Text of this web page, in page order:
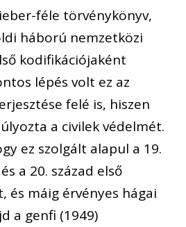
féle törvénykönyv,
háború nemzetközi
kodifikációjaként
lépés volt ez az
felé is, hiszen
a civilek védelmét.
ez szolgált alapul a 19.
a 20. század első
és máig érvényes hágai
a genfi (1949)